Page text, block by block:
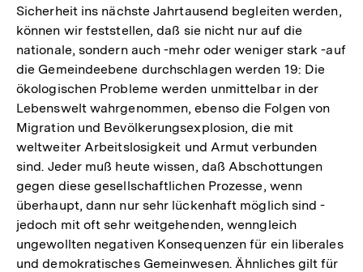
Sicherheit ins nächste Jahrtausend begleiten werden,
können wir feststellen, daß sie nicht nur auf die
nationale, sondern auch -mehr oder weniger stark -auf
die Gemeindeebene durchschlagen werden 19: Die
ökologischen Probleme werden unmittelbar in der
Lebenswelt wahrgenommen, ebenso die Folgen von
Migration und Bevölkerungsexplosion, die mit
weltweiter Arbeitslosigkeit und Armut verbunden
sind. Jeder muß heute wissen, daß Abschottungen
gegen diese gesellschaftlichen Prozesse, wenn
überhaupt, dann nur sehr lückenhaft möglich sind -
jedoch mit oft sehr weitgehenden, wenngleich
ungewollten negativen Konsequenzen für ein liberales
und demokratisches Gemeinwesen. Ähnliches gilt für